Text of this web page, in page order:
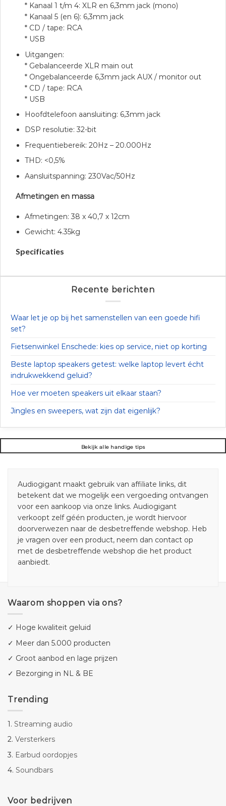
* Kanaal 1 t/m 4: XLR en 6,3mm jack (mono)
* Kanaal 5 (en 6): 6,3mm jack
* CD / tape: RCA
* USB
Uitgangen:
* Gebalanceerde XLR main out
* Ongebalanceerde 6,3mm jack AUX / monitor out
* CD / tape: RCA
* USB
Hoofdtelefoon aansluiting: 6,3mm jack
DSP resolutie: 32-bit
Frequentiebereik: 20Hz – 20.000Hz
THD: <0,5%
Aansluitspanning: 230Vac/50Hz
Afmetingen en massa
Afmetingen: 38 x 40,7 x 12cm
Gewicht: 4.35kg
Specificaties
Recente berichten
Waar let je op bij het samenstellen van een goede hifi
set?
Fietsenwinkel Enschede: kies op service, niet op korting
Beste laptop speakers getest: welke laptop levert écht
indrukwekkend geluid?
Hoe ver moeten speakers uit elkaar staan?
Jingles en sweepers, wat zijn dat eigenlijk?
Bekijk alle handige tips
Audiogigant maakt gebruik van affiliate links, dit
betekent dat we mogelijk een vergoeding ontvangen
voor een aankoop via onze links. Audiogigant
verkoopt zelf géén producten, je wordt hiervoor
doorverwezen naar de desbetreffende webshop. Heb
je vragen over een product, neem dan contact op
met de desbetreffende webshop die het product
aanbiedt.
Waarom shoppen via ons?
✓ Hoge kwaliteit geluid
✓ Meer dan 5.000 producten
✓ Groot aanbod en lage prijzen
✓ Bezorging in NL & BE
Trending
1. Streaming audio
2. Versterkers
3. Earbud oordopjes
4. Soundbars
Voor bedrijven